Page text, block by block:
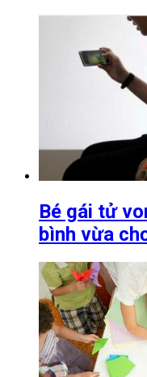
Bé gái tử
bình vừa